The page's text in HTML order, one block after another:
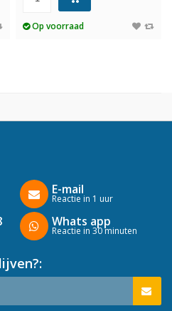
Op voorraad
E-mail
Reactie in 1 uur
Whats app
Reactie in 30 minuten